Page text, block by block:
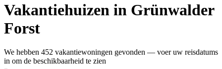
Vakantiehuizen in Grünwalder
Forst
We hebben 452 vakantiewoningen gevonden — voer uw reisdatums
in om de beschikbaarheid te zien